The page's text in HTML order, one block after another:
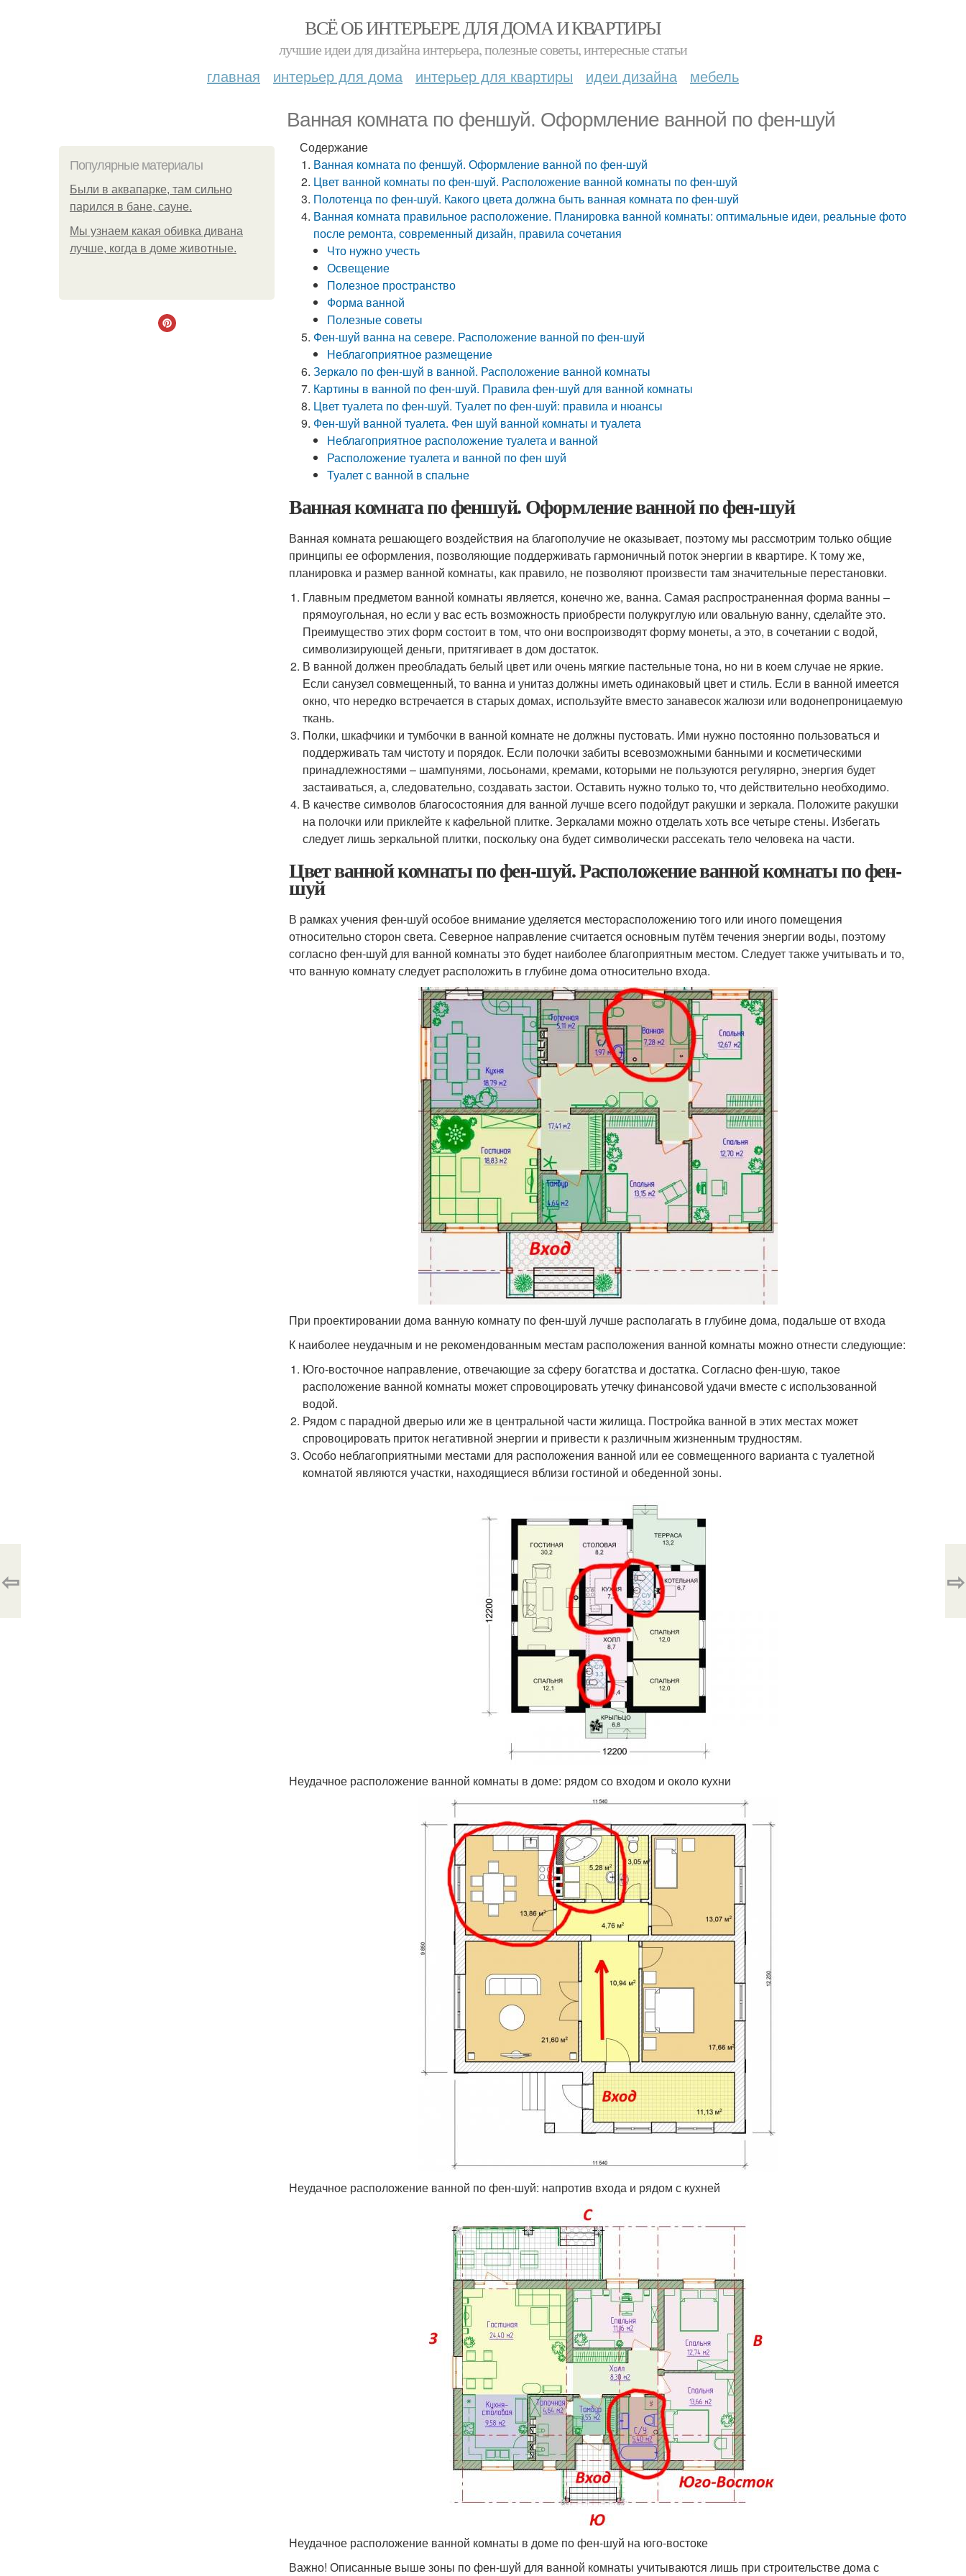
ВСЁ ОБ ИНТЕРЬЕРЕ ДЛЯ ДОМА И КВАРТИРЫ
лучшие идеи для дизайна интерьера, полезные советы, интересные статьи
главная интерьер для дома интерьер для квартиры идеи дизайна мебель
Ванная комната по феншуй. Оформление ванной по фен-шуй
Популярные материалы
Были в аквапарке, там сильно
парился в бане, сауне.
Мы узнаем какая обивка дивана
лучше, когда в доме животные.
Содержание
Ванная комната по феншуй. Оформление ванной по фен-шуй
Цвет ванной комнаты по фен-шуй. Расположение ванной комнаты по фен-шуй
Полотенца по фен-шуй. Какого цвета должна быть ванная комната по фен-шуй
Ванная комната правильное расположение. Планировка ванной комнаты: оптимальные идеи, реальные фото
после ремонта, современный дизайн, правила сочетания
Что нужно учесть
Освещение
Полезное пространство
Форма ванной
Полезные советы
Фен-шуй ванна на севере. Расположение ванной по фен-шуй
Неблагоприятное размещение
Зеркало по фен-шуй в ванной. Расположение ванной комнаты
Картины в ванной по фен-шуй. Правила фен-шуй для ванной комнаты
Цвет туалета по фен-шуй. Туалет по фен-шуй: правила и нюансы
Фен-шуй ванной туалета. Фен шуй ванной комнаты и туалета
Неблагоприятное расположение туалета и ванной
Расположение туалета и ванной по фен шуй
Туалет с ванной в спальне
Ванная комната по феншуй. Оформление ванной по фен-шуй
Ванная комната решающего воздействия на благополучие не оказывает, поэтому мы рассмотрим только общие
принципы ее оформления, позволяющие поддерживать гармоничный поток энергии в квартире. К тому же,
планировка и размер ванной комнаты, как правило, не позволяют произвести там значительные перестановки.
Главным предметом ванной комнаты является, конечно же, ванна. Самая распространенная форма ванны –
прямоугольная, но если у вас есть возможность приобрести полукруглую или овальную ванну, сделайте это.
Преимущество этих форм состоит в том, что они воспроизводят форму монеты, а это, в сочетании с водой,
символизирующей деньги, притягивает в дом достаток.
В ванной должен преобладать белый цвет или очень мягкие пастельные тона, но ни в коем случае не яркие.
Если санузел совмещенный, то ванна и унитаз должны иметь одинаковый цвет и стиль. Если в ванной имеется
окно, что нередко встречается в старых домах, используйте вместо занавесок жалюзи или водонепроницаемую
ткань.
Полки, шкафчики и тумбочки в ванной комнате не должны пустовать. Ими нужно постоянно пользоваться и
поддерживать там чистоту и порядок. Если полочки забиты всевозможными банными и косметическими
принадлежностями – шампунями, лосьонами, кремами, которыми не пользуются регулярно, энергия будет
застаиваться, а, следовательно, создавать застои. Оставить нужно только то, что действительно необходимо.
В качестве символов благосостояния для ванной лучше всего подойдут ракушки и зеркала. Положите ракушки
на полочки или приклейте к кафельной плитке. Зеркалами можно отделать хоть все четыре стены. Избегать
следует лишь зеркальной плитки, поскольку она будет символически рассекать тело человека на части.
Цвет ванной комнаты по фен-шуй. Расположение ванной комнаты по фен-
шуй
В рамках учения фен-шуй особое внимание уделяется месторасположению того или иного помещения
относительно сторон света. Северное направление считается основным путём течения энергии воды, поэтому
согласно фен-шуй для ванной комнаты это будет наиболее благоприятным местом. Следует также учитывать и то,
что ванную комнату следует расположить в глубине дома относительно входа.
При проектировании дома ванную комнату по фен-шуй лучше располагать в глубине дома, подальше от входа
К наиболее неудачным и не рекомендованным местам расположения ванной комнаты можно отнести следующие:
Юго-восточное направление, отвечающие за сферу богатства и достатка. Согласно фен-шую, такое
расположение ванной комнаты может спровоцировать утечку финансовой удачи вместе с использованной
водой.
Рядом с парадной дверью или же в центральной части жилища. Постройка ванной в этих местах может
спровоцировать приток негативной энергии и привести к различным жизненным трудностям.
Особо неблагоприятными местами для расположения ванной или ее совмещенного варианта с туалетной
комнатой являются участки, находящиеся вблизи гостиной и обеденной зоны.
Неудачное расположение ванной комнаты в доме: рядом со входом и около кухни
Неудачное расположение ванной по фен-шуй: напротив входа и рядом с кухней
Неудачное расположение ванной комнаты в доме по фен-шуй на юго-востоке
Важно! Описанные выше зоны по фен-шуй для ванной комнаты учитываются лишь при строительстве дома с
⇦ ⇨